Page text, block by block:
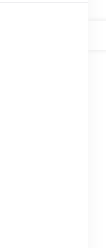
Follow Bolaños on Twitter